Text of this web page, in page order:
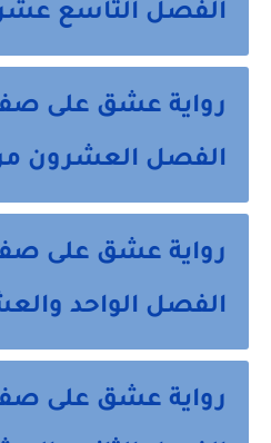
الفصل التاسع
رواية عشق على
الفصل العشرون
رواية عشق على
الفصل الواحد
رواية عشق على